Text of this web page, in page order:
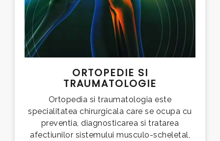
ORTOPEDIE SI
TRAUMATOLOGIE
Ortopedia si traumatologia este
specialitatea chirurgicala care se ocupa cu
preventia, diagnosticarea si tratarea
afectiunilor sistemului musculo-scheletal,